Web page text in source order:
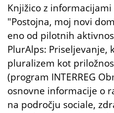
Knjižico z
"Postojna, moj novi
eno od pilotnih
PlurAlps:
pluralizem kot
(program INTERREG
osnovne informacije o
na področju sociale,